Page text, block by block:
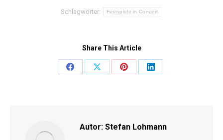
Schlagwörter: Festspiele in Concert
Share This Article
Share
Share
Share
Share
Autor: Stefan Lohmann